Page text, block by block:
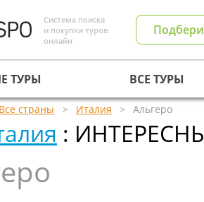
Система поиска
и покупки туров
онлайн
ТУРЫ ВСЕ ТУРЫ
Все страны Италия Альгеро
: